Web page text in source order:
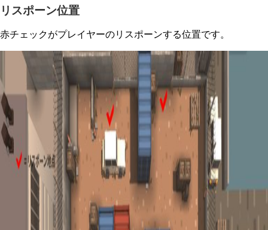
リスポーン位置
赤チェックがプレイヤーのリスポーンする位置です。